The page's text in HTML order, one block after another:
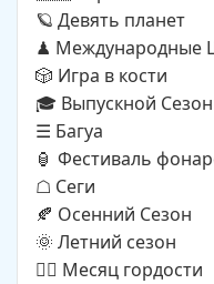
🪐 Девять планет
♟ Международные
🎲 Игра в кости
🎓 Выпускной Сезон
☰ Багуа
🏮 Фестиваль
☖ Cеги
🍂 Осенний Cезон
🌞 Летний сезон
🏳️‍🌈 Месяц гордости